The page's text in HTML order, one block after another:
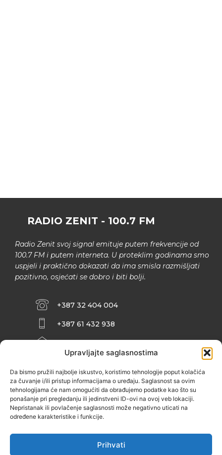
Upravljajte saglasnostima
Da bismo pružili najbolje iskustvo, koristimo tehnologije poput kolačića
za čuvanje i/ili pristup informacijama o uređaju. Saglasnost sa ovim
tehnologijama će nam omogućiti da obrađujemo podatke kao što su
ponašanje pri pregledanju ili jedinstveni ID-ovi na ovoj veb lokaciji.
Nepristanak ili povlačenje saglasnosti može negativno uticati na
određene karakteristike i funkcije.
Prihvati
RADIO ZENIT - 100.7 FM
Radio Zenit svoj signal emituje putem frekvencije od
100.7 FM i putem interneta. U proteklim godinama smo
uspjeli i praktično dokazati da ima smisla razmišljati
pozitivno, osjećati se dobro i biti bolji.
+387 32 404 004
+387 61 432 938
INFO@ZENIT.BA
ZENIČANKA, 3. SPRAT), 72000 ZENICA